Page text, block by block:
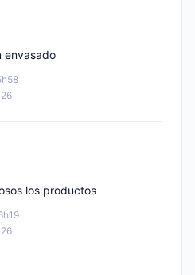
envasado
los productos